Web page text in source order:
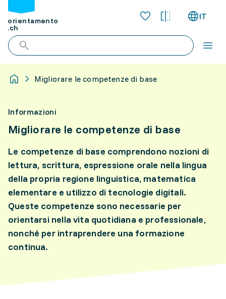
orientamento
.ch
IT
Migliorare le competenze di base
Informazioni
Migliorare le competenze di base
Le competenze di base comprendono nozioni di
lettura, scrittura, espressione orale nella lingua
della propria regione linguistica, matematica
elementare e utilizzo di tecnologie digitali.
Queste competenze sono necessarie per
orientarsi nella vita quotidiana e professionale,
nonché per intraprendere una formazione
continua.